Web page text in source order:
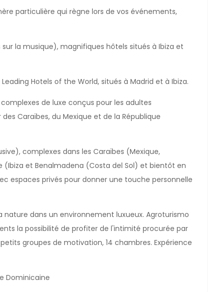
particulière qui règne lors de vos événements,
la musique), magnifiques hôtels situés à Ibiza et
Hotels of the World, situés à Madrid et à Ibiza.
de luxe conçus pour les adultes
Caraïbes, du Mexique et de la République
complexes dans les Caraïbes (Mexique,
(Ibiza et Benalmadena (Costa del Sol) et bientôt en
espaces privés pour donner une touche personnelle
dans un environnement luxueux. Agroturismo
la possibilité de profiter de l'intimité procurée par
groupes de motivation, 14 chambres. Expérience
Dominicaine